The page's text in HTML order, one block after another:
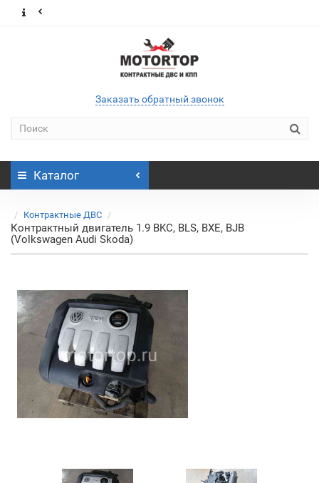
Заказать обратный звонок
Каталог
Контрактные ДВС
Контрактный двигатель 1.9 BKC, BLS, BXE, BJB
(Volkswagen Audi Skoda)